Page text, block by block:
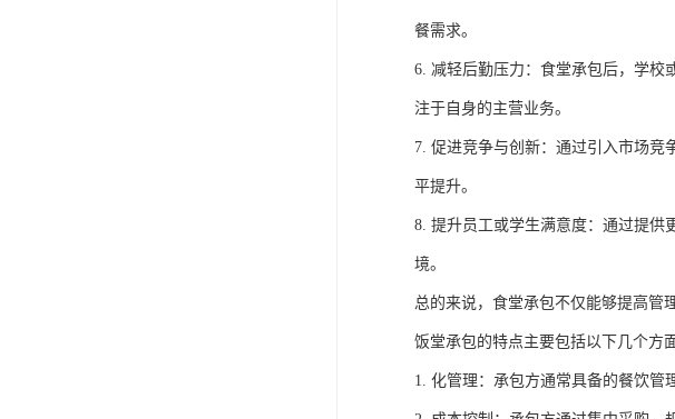
餐需求。
6. 减轻后勤压力：食堂承包后，学校
注于自身的主营业务。
7. 促进竞争与创新：通过引入市场竞
平提升。
8. 提升员工或学生满意度：通过提供
境。
总的来说，食堂承包不仅能够提高管
饭堂承包的特点主要包括以下几个方面
1. 化管理：承包方通常具备的餐饮管